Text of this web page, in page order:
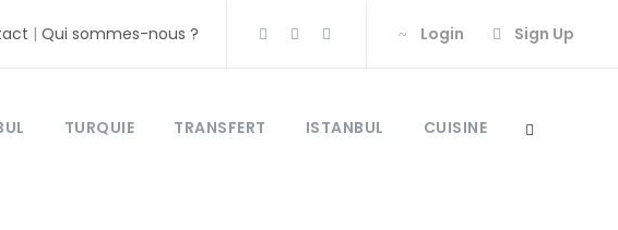
| Qui sommes-nous ? Login Sign Up
TURQUIE TRANSFERT ISTANBUL CUISINE